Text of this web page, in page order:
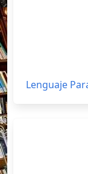
Lenguaje